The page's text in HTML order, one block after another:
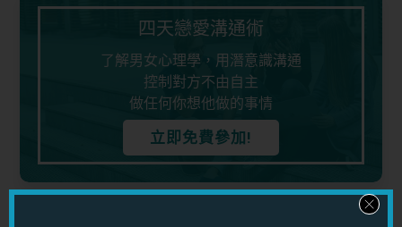
四天戀愛溝通術
了解男女心理學，用潛意識溝通
控制對方不由自主
做任何你想他做的事情
立即免費參加!